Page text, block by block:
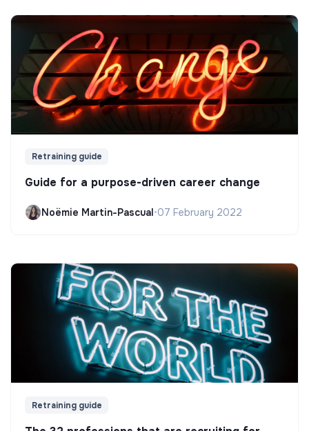
Retraining guide
Guide for a purpose-driven career change
Noëmie Martin-Pascual•07 February 2022
Retraining guide